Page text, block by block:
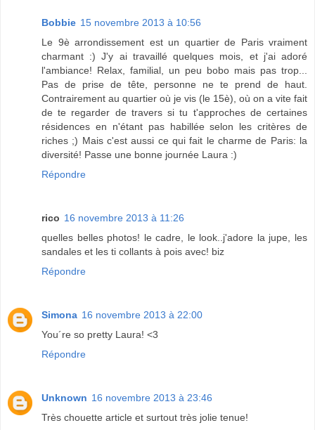
Bobbie 15 novembre 2013 à 10:56
Le 9è arrondissement est un quartier de Paris vraiment
charmant :) J'y ai travaillé quelques mois, et j'ai adoré
l'ambiance! Relax, familial, un peu bobo mais pas trop...
Pas de prise de tête, personne ne te prend de haut.
Contrairement au quartier où je vis (le 15è), où on a vite fait
de te regarder de travers si tu t'approches de certaines
résidences en n'étant pas habillée selon les critères de
riches ;) Mais c'est aussi ce qui fait le charme de Paris: la
diversité! Passe une bonne journée Laura :)
Répondre
rico 16 novembre 2013 à 11:26
quelles belles photos! le cadre, le look..j'adore la jupe, les
sandales et les ti collants à pois avec! biz
Répondre
Simona 16 novembre 2013 à 22:00
You´re so pretty Laura! <3
Répondre
Unknown 16 novembre 2013 à 23:46
Très chouette article et surtout très jolie tenue!